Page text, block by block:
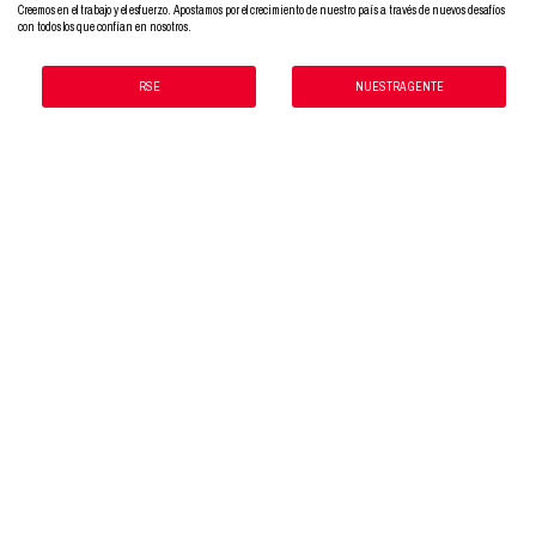
Creemos en el trabajo y el esfuerzo. Apostamos por el crecimiento de nuestro país a través de nuevos desafíos
con todos los que confían en nosotros.
RSE NUESTRA GENTE